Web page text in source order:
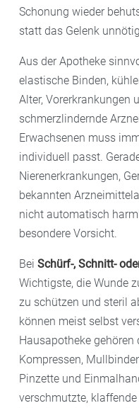
Schonung wieder
statt das Gelenk
Aus der Apotheke
elastische Binden,
Alter, Vorerkrankungen
schmerzlindernde
Erwachsenen muss
individuell passt.
Nierenerkrankungen,
bekannten
nicht automatisch
besondere Vorsicht.
Bei Schürf-, Schnitt-
Wichtigste, die Wunde
zu schützen und steril
können meist selbst
Hausapotheke gehören
Kompressen,
Pinzette und
verschmutzte,